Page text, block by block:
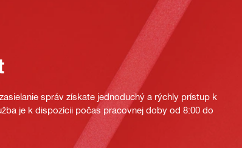
správ získate jednoduchý a rýchly prístup k
je k dispozícii počas pracovnej doby od 8:00 do